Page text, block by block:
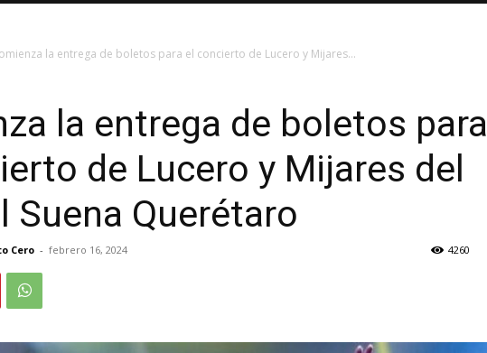
la entrega de boletos para el concierto de Lucero y Mijares...
la entrega de boletos para
de Lucero y Mijares del
Suena Querétaro
Cero - febrero 16, 2024 4260